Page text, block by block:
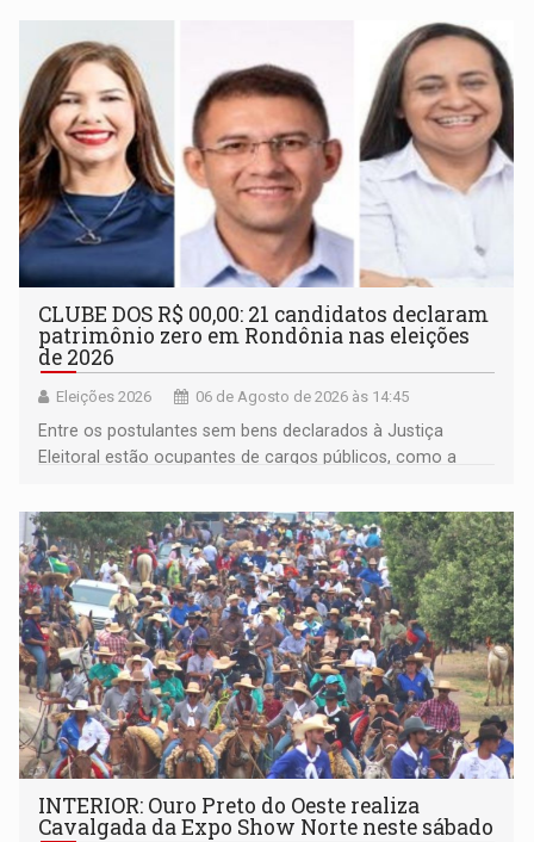
CLUBE DOS R$ 00,00: 21 candidatos declaram
patrimônio zero em Rondônia nas eleições
de 2026
Eleições 2026 06 de Agosto de 2026 às 14:45
Entre os postulantes sem bens declarados à Justiça
Eleitoral estão ocupantes de cargos públicos, como a
Pedro Geovar (PP) e a vice-prefeita Magna dos Anjos
(NOVO)
INTERIOR: Ouro Preto do Oeste realiza
Cavalgada da Expo Show Norte neste sábado